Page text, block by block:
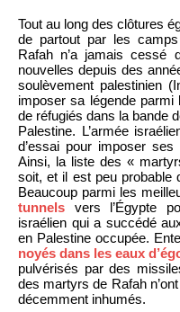
Tout au long des clôtures
de partout par les
Rafah n’a jamais cessé
nouvelles depuis des
soulèvement palestinien
imposer sa légende
de réfugiés dans la bande
Palestine. L’armée
d’essai pour imposer
Ainsi, la liste des «
soit, et il est peu probable
Beaucoup parmi les
tunnels vers l’Égypte
israélien qui a succédé
en Palestine occupée.
noyés dans les eaux
pulvérisés par des
des martyrs de Rafah
décemment inhumés.